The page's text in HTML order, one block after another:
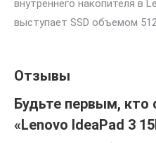
внутреннего накопителя в
выступает SSD объемом
Отзывы
Будьте первым, кто
«Lenovo IdeaPad 3